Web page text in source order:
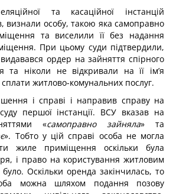
та касаційної інстанцій
визнали особу, такою яка самоправно
та виселили її без надання
При цьому суди підтвердили,
ордер на зайняття спірного
та ніколи не відкривали на її ім’я
житлово-комунальних послуг.
і справі і направив справу на
першої інстанції. ВСУ вказав на
«самоправно зайняла» та
». Тобто у цій справі особа не могла
жиле приміщення оскільки була
і право на користування житловим
Оскільки оренда закінчилась, то
можна шляхом подання позову